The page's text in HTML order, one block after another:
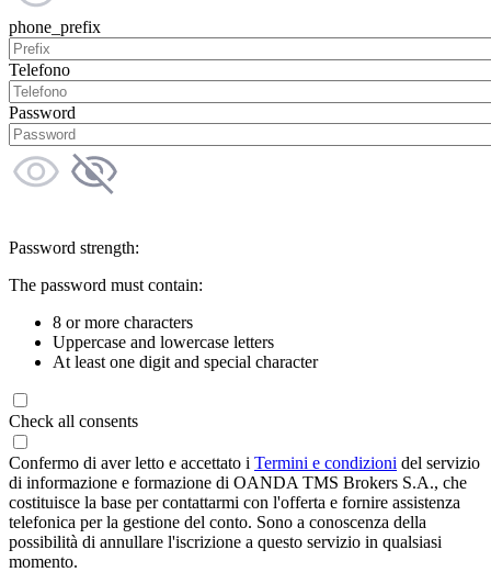
phone_prefix
Telefono
Password
Password strength:
The password must contain:
8 or more characters
Uppercase and lowercase letters
At least one digit and special character
Check all consents
Confermo di aver letto e accettato i Termini e condizioni del servizio
di informazione e formazione di OANDA TMS Brokers S.A., che
costituisce la base per contattarmi con l'offerta e fornire assistenza
telefonica per la gestione del conto. Sono a conoscenza della
possibilità di annullare l'iscrizione a questo servizio in qualsiasi
momento.